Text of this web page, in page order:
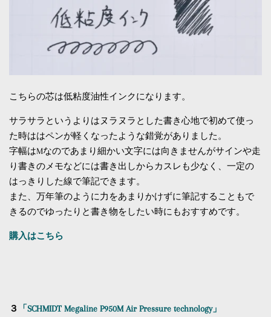
こちらの芯は低粘度油性インクになります。
サラサラというよりはヌラヌラとした書き心地で初めて使っ
た時ははペンが軽くなったような錯覚がありました。
字幅はMなのであまり細かい文字には向きませんがサインや走
り書きのメモなどには書き出しからカスレも少なく、一定の
はっきりした線で筆記できます。
また、万年筆のように力をあまりかけずに筆記することもで
きるのでゆったりと書き物をしたい時にもおすすめです。
購入はこちら
３ 「SCHMIDT Megaline P950M Air Pressure technology」